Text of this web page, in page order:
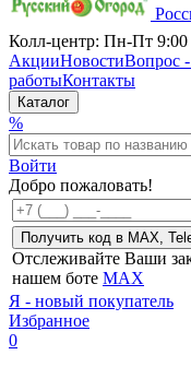
Колл-центр: Пн-Пт 9:00
АкцииНовостиВопрос
работыКонтакты
Каталог
%
Войти
Добро пожаловать!
Получить код в MAX,
Отслеживайте Ваши
нашем боте MAX
Я - новый покупатель
Избранное
0